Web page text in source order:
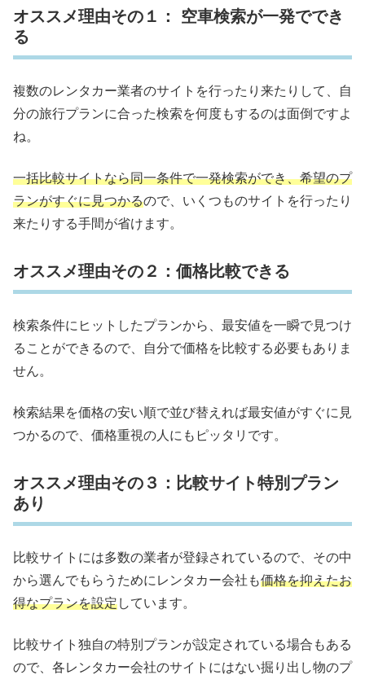
オススメ理由その１： 空車検索が一発ででき
る
複数のレンタカー業者のサイトを行ったり来たりして、自
分の旅行プランに合った検索を何度もするのは面倒ですよ
ね。
一括比較サイトなら同一条件で一発検索ができ、希望のプ
ランがすぐに見つかるので、いくつものサイトを行ったり
来たりする手間が省けます。
オススメ理由その２：価格比較できる
検索条件にヒットしたプランから、最安値を一瞬で見つけ
ることができるので、自分で価格を比較する必要もありま
せん。
検索結果を価格の安い順で並び替えれば最安値がすぐに見
つかるので、価格重視の人にもピッタリです。
オススメ理由その３：比較サイト特別プラン
あり
比較サイトには多数の業者が登録されているので、その中
から選んでもらうためにレンタカー会社も価格を抑えたお
得なプランを設定しています。
比較サイト独自の特別プランが設定されている場合もある
ので、各レンタカー会社のサイトにはない掘り出し物のプ